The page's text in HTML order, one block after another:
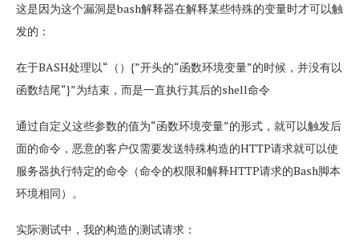
这是因为这个漏洞是bash解释器在解释某些特殊的变量时才可以触
发的：
在于BASH处理以“（）{”开头的“函数环境变量”的时候，并没有以
函数结尾“}”为结束，而是一直执行其后的shell命令
通过自定义这些参数的值为“函数环境变量”的形式，就可以触发后
面的命令，恶意的客户仅需要发送特殊构造的HTTP请求就可以使
服务器执行特定的命令（命令的权限和解释HTTP请求的Bash脚本
环境相同）。
实际测试中，我的构造的测试请求：